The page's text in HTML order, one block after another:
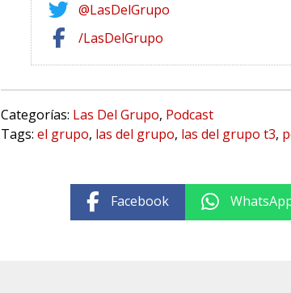
@LasDelGrupo
/LasDelGrupo
Categorías: Las Del Grupo, Podcast
Tags: el grupo, las del grupo, las del grupo t3,
Facebook